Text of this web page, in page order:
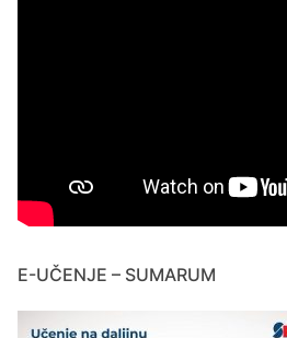
E-UČENJE – SUMARUM